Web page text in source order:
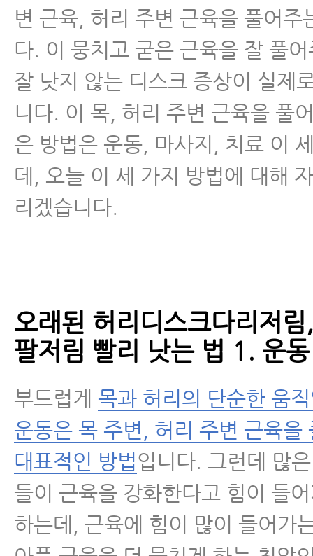
변 근육, 허리 주변 근육을 풀어주
다. 이 뭉치고 굳은 근육을 잘 풀
잘 낫지 않는 디스크 증상이 실제
니다. 이 목, 허리 주변 근육을 풀
은 방법은 운동, 마사지, 치료 이
데, 오늘 이 세 가지 방법에 대해
리겠습니다.
오래된 허리디스크다리저
팔저림 빨리 낫는 법 1. 운동
부드럽게 목과 허리의 단순한 움
운동은 목 주변, 허리 주변 근육을
대표적인 방법입니다. 그런데 많
들이 근육을 강화한다고 힘이 들
하는데, 근육에 힘이 많이 들어가